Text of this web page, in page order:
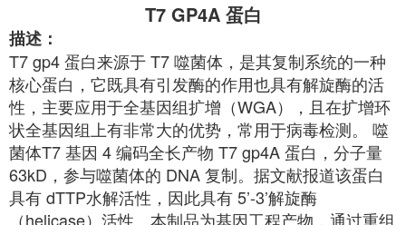
T7 GP4A 蛋白
描述：
T7 gp4 蛋白来源于 T7 噬菌体，是其复制系统的一种
核心蛋白，它既具有引发酶的作用也具有解旋酶的活
性，主要应用于全基因组扩增（WGA），且在扩增环
状全基因组上有非常大的优势，常用于病毒检测。 噬
菌体T7 基因 4 编码全长产物 T7 gp4A 蛋白，分子量
63kD，参与噬菌体的 DNA 复制。据文献报道该蛋白
具有 dTTP水解活性，因此具有 5’-3’解旋酶
（helicase）活性。本制品为基因工程产物，通过重组